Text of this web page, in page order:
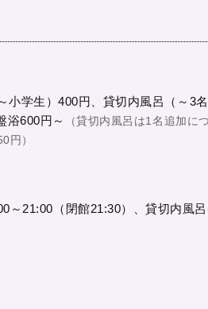
小学生）400円、貸切内風呂（～3
浴600円～
（貸切内風呂は1名追加に
円）
～21:00（閉館21:30）、貸切内風